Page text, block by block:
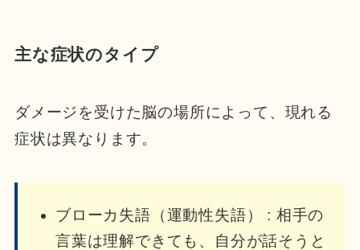
主な症状のタイプ
ダメージを受けた脳の場所によって、現れる
症状は異なります。
ブローカ失語（運動性失語） : 相手の
言葉は理解できても、自分が話そうと